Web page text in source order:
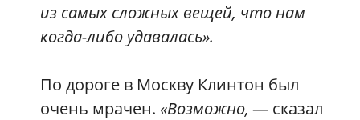
из самых сложных вещей, что нам
когда-либо удавалась».
По дороге в Москву Клинтон был
очень мрачен. «Возможно, — сказал